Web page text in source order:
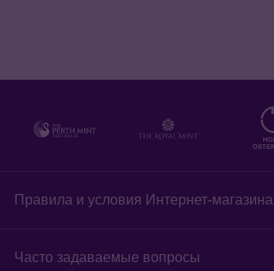
Правила и условия Интернет-магазина
Часто задаваемые вопросы